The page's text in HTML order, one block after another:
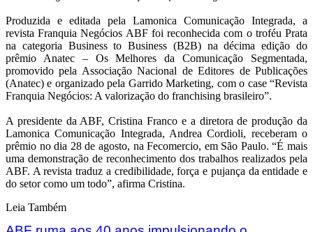
Produzida e editada pela Lamonica Comunicação Integrada, a
revista Franquia Negócios ABF foi reconhecida com o troféu Prata
na categoria Business to Business (B2B) na décima edição do
prêmio Anatec – Os Melhores da Comunicação Segmentada,
promovido pela Associação Nacional de Editores de Publicações
(Anatec) e organizado pela Garrido Marketing, com o case “Revista
Franquia Negócios: A valorização do franchising brasileiro”.
A presidente da ABF, Cristina Franco e a diretora de produção da
Lamonica Comunicação Integrada, Andrea Cordioli, receberam o
prêmio no dia 28 de agosto, na Fecomercio, em São Paulo. “É mais
uma demonstração de reconhecimento dos trabalhos realizados pela
ABF. A revista traduz a credibilidade, força e pujança da entidade e
do setor como um todo”, afirma Cristina.
Leia Também